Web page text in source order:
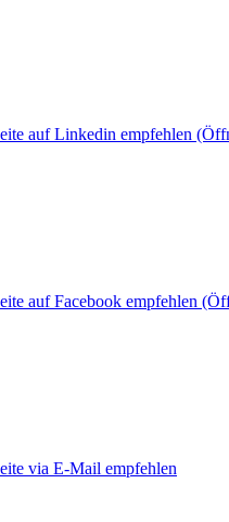
auf Linkedin empfehlen
auf Facebook empfehlen
via E-Mail empfehlen